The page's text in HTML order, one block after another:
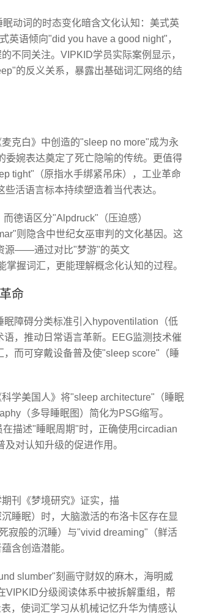
动词的时态变化暗含文化认知：美式英
语倾向"did you have a good night"，
不同关注。VIPKID学员实际案例显示，
的反义关系，暴露出基础词汇网络的结
克白》中创造的"sleep no more"成为永
委婉表达奠定了死亡隐喻的传统。更值得
tight"（原指水手绑紧吊床），工业革命
活语言标本持续塑造着当代表达。
德语区分"Alpdruck"（压迫感）
则隐含中世纪女巫审判的文化基因。这
源——通过对比"梦游"的英文
握词汇，更能理解概念化认知的过程。
命
障碍分类标准引入hypoventilation（低
，推动日常语言革新。EEG监测技术催
而可穿戴设备普及使"sleep score"（睡
学美国人》将"sleep architecture"（睡眠
（多导睡眠图）简化为PSG缩写。
描述"睡眠周期"时，正确使用circadian
对认知升级的促进作用。
刊《梦境研究》证实，描
睡眠）时，大脑激活的布洛卡区存在显
寂般的沉睡）与"vivid dreaming"（鲜活
含创造潜能。
slumber"刻画守财奴的麻木，海明威
VIPKID分级阅读体系中被拆解重组，帮
，使词汇学习从机械记忆升华为情感认